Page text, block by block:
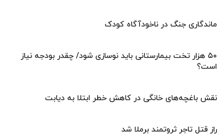
ماندگاری جنگ در ناخودآگاه کودک
۵۰ هزار تخت بیمارستانی باید نوسازی شود/ چقدر بودجه نیاز
است؟
نقش باغچه‌های خانگی در کاهش خطر ابتلا به دیابت
راز قتل تاجر ثروتمند برملا شد